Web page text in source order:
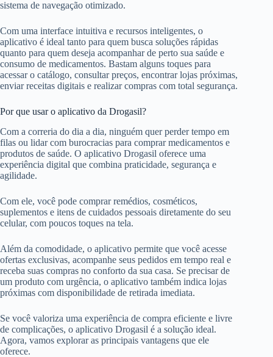
sistema de navegação otimizado.
Com uma interface intuitiva e recursos inteligentes, o
aplicativo é ideal tanto para quem busca soluções rápidas
quanto para quem deseja acompanhar de perto sua saúde e
consumo de medicamentos. Bastam alguns toques para
acessar o catálogo, consultar preços, encontrar lojas próximas,
enviar receitas digitais e realizar compras com total segurança.
Por que usar o aplicativo da Drogasil?
Com a correria do dia a dia, ninguém quer perder tempo em
filas ou lidar com burocracias para comprar medicamentos e
produtos de saúde. O aplicativo Drogasil oferece uma
experiência digital que combina praticidade, segurança e
agilidade.
Com ele, você pode comprar remédios, cosméticos,
suplementos e itens de cuidados pessoais diretamente do seu
celular, com poucos toques na tela.
Além da comodidade, o aplicativo permite que você acesse
ofertas exclusivas, acompanhe seus pedidos em tempo real e
receba suas compras no conforto da sua casa. Se precisar de
um produto com urgência, o aplicativo também indica lojas
próximas com disponibilidade de retirada imediata.
Se você valoriza uma experiência de compra eficiente e livre
de complicações, o aplicativo Drogasil é a solução ideal.
Agora, vamos explorar as principais vantagens que ele
oferece.